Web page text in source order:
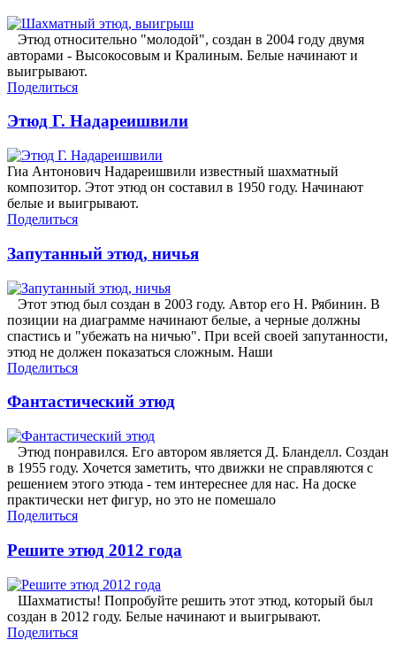
Этюд относительно "молодой", создан в 2004 году двумя
авторами - Высокосовым и Кралиным. Белые начинают и
выигрывают.
Поделиться
Этюд Г. Надареишвили
Гиа Антонович Надареишвили известный шахматный
композитор. Этот этюд он составил в 1950 году. Начинают
белые и выигрывают.
Поделиться
Запутанный этюд, ничья
Этот этюд был создан в 2003 году. Автор его Н. Рябинин. В
позиции на диаграмме начинают белые, а черные должны
спастись и "убежать на ничью". При всей своей запутанности,
этюд не должен показаться сложным. Наши
Поделиться
Фантастический этюд
Этюд понравился. Его автором является Д. Бланделл. Создан
в 1955 году. Хочется заметить, что движки не справляются с
решением этого этюда - тем интереснее для нас. На доске
практически нет фигур, но это не помешало
Поделиться
Решите этюд 2012 года
Шахматисты! Попробуйте решить этот этюд, который был
создан в 2012 году. Белые начинают и выигрывают.
Поделиться